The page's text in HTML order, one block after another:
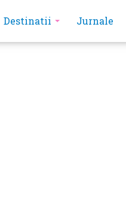
Destinatii Jurnale